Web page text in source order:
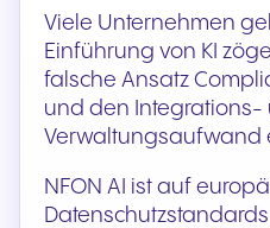
Viele Unternehmen
Einführung von KI
falsche Ansatz
und den Integrations-
Verwaltungsaufwand
NFON AI ist auf